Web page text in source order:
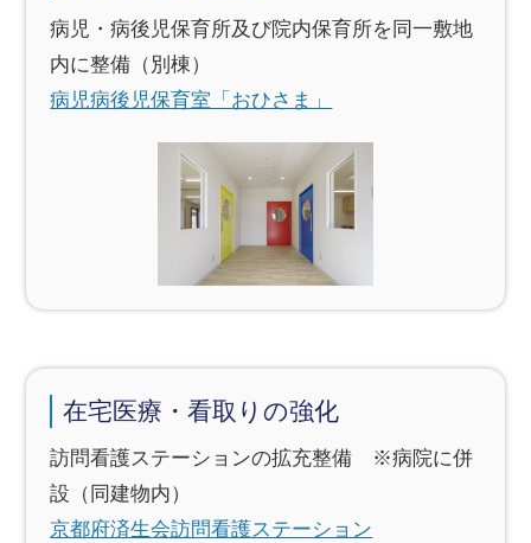
病児・病後児保育所及び院内保育所を同一敷地
内に整備（別棟）
病児病後児保育室「おひさま」
在宅医療・看取りの強化
訪問看護ステーションの拡充整備 ※病院に併
設（同建物内）
京都府済生会訪問看護ステーション